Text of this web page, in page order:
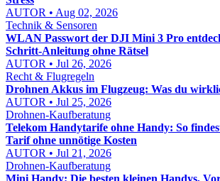
AUTOR • Aug 02, 2026
Technik & Sensoren
WLAN Passwort der DJI Mini 3 Pro
Schritt-Anleitung ohne Rätsel
AUTOR • Jul 26, 2026
Recht & Flugregeln
Drohnen Akkus im Flugzeug: Was du
AUTOR • Jul 25, 2026
Drohnen-Kaufberatung
Telekom Handytarife ohne Handy: So
Tarif ohne unnötige Kosten
AUTOR • Jul 21, 2026
Drohnen-Kaufberatung
Mini Handy: Die besten kleinen Handys,